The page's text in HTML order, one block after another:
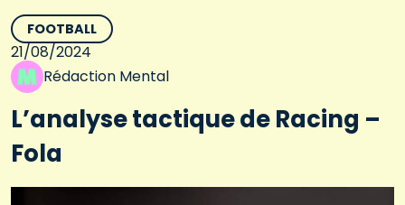
FOOTBALL
21/08/2024
Rédaction Mental
L’analyse tactique de Racing –
Fola